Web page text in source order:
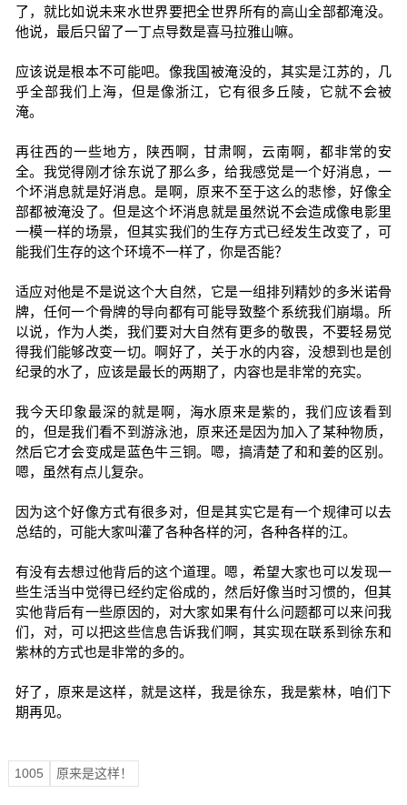
了，就比如说未来水世界要把全世界所有的高山全部都淹没。
他说，最后只留了一丁点导数是喜马拉雅山嘛。
应该说是根本不可能吧。像我国被淹没的，其实是江苏的，几
乎全部我们上海，但是像浙江，它有很多丘陵，它就不会被
淹。
再往西的一些地方，陕西啊，甘肃啊，云南啊，都非常的安
全。我觉得刚才徐东说了那么多，给我感觉是一个好消息，一
个坏消息就是好消息。是啊，原来不至于这么的悲惨，好像全
部都被淹没了。但是这个坏消息就是虽然说不会造成像电影里
一模一样的场景，但其实我们的生存方式已经发生改变了，可
能我们生存的这个环境不一样了，你是否能？
适应对他是不是说这个大自然，它是一组排列精妙的多米诺骨
牌，任何一个骨牌的导向都有可能导致整个系统我们崩塌。所
以说，作为人类，我们要对大自然有更多的敬畏，不要轻易觉
得我们能够改变一切。啊好了，关于水的内容，没想到也是创
纪录的水了，应该是最长的两期了，内容也是非常的充实。
我今天印象最深的就是啊，海水原来是紫的，我们应该看到
的，但是我们看不到游泳池，原来还是因为加入了某种物质，
然后它才会变成是蓝色牛三铜。嗯，搞清楚了和和姜的区别。
嗯，虽然有点儿复杂。
因为这个好像方式有很多对，但是其实它是有一个规律可以去
总结的，可能大家叫灌了各种各样的河，各种各样的江。
有没有去想过他背后的这个道理。嗯，希望大家也可以发现一
些生活当中觉得已经约定俗成的，然后好像当时习惯的，但其
实他背后有一些原因的，对大家如果有什么问题都可以来问我
们，对，可以把这些信息告诉我们啊，其实现在联系到徐东和
紫林的方式也是非常的多的。
好了，原来是这样，就是这样，我是徐东，我是紫林，咱们下
期再见。
1005 原来是这样！